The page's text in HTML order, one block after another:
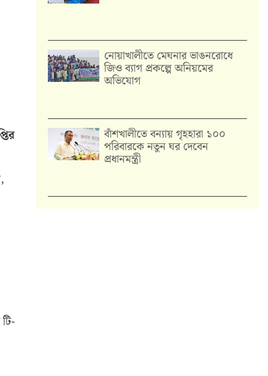
নোয়াখালীতে মেঘনার ভাঙনরোধে
জিও ব্যাগ প্রকল্পে অনিয়মের
অভিযোগ
বাঁশখালীতে বন্যায় গৃহহারা ১০০
পরিবারকে নতুন ঘর দেবেন
প্রধানমন্ত্রী